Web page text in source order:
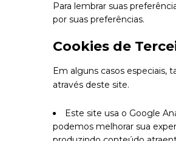
Para lembrar suas
por suas preferências.
Cookies de
Em alguns casos especiais,
através deste site.
Este site usa o Google
podemos melhorar sua